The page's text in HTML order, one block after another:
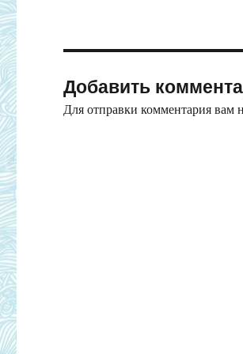
Добавить
Для отправки комментария вам